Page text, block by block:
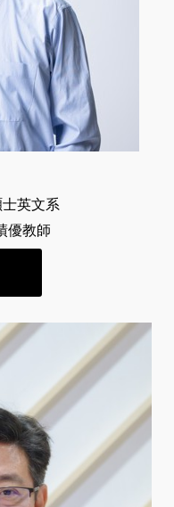
英文系
優教師